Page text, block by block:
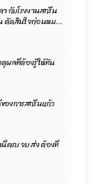
กับโรงงานสกรีน
ตัดสินใจก่อนหมด
ผลที่ต้องรู้ให้ทัน
องการสกรีนแก้ว
นี้ครบ จบ ส่ง ต้องที่